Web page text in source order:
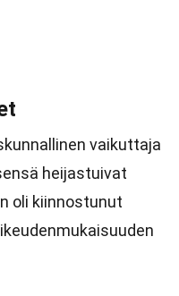
vaikuttaja
heijastuivat
oli kiinnostunut